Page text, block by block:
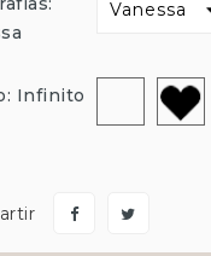
Infinito
Sin
dibujo